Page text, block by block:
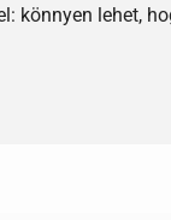
könnyen lehet,